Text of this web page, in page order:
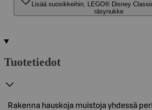
Lisää suosikkeihin, LEGO® Disney
räsynukke
Tuotetiedot
Rakenna hauskoja muistoja yhdessä